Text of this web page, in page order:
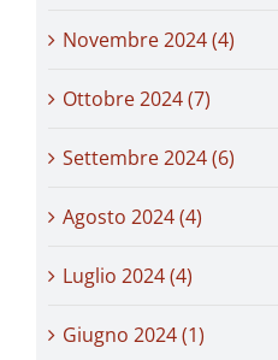
Novembre 2024 (4)
Ottobre 2024 (7)
Settembre 2024 (6)
Agosto 2024 (4)
Luglio 2024 (4)
Giugno 2024 (1)